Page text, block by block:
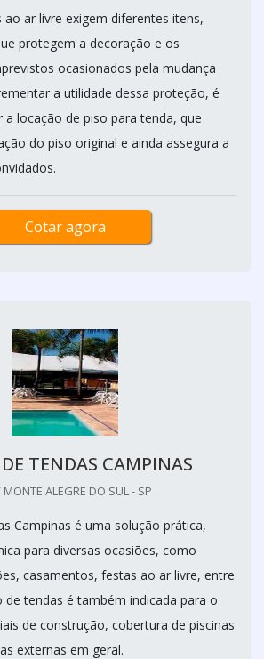
ao ar livre exigem diferentes itens,
protegem a decoração e os
ocasionados pela mudança
a utilidade dessa proteção, é
locação de piso para tenda, que
do piso original e ainda assegura a
Cotar agora
TENDAS CAMPINAS
ALEGRE DO SUL - SP
Campinas é uma solução prática,
para diversas ocasiões, como
casamentos, festas ao ar livre, entre
de tendas é também indicada para o
de construção, cobertura de piscinas
externas em geral.